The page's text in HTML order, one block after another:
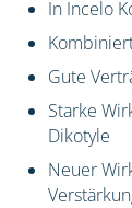
In Incelo
Gute
Starke
Dikotyle
Neuer